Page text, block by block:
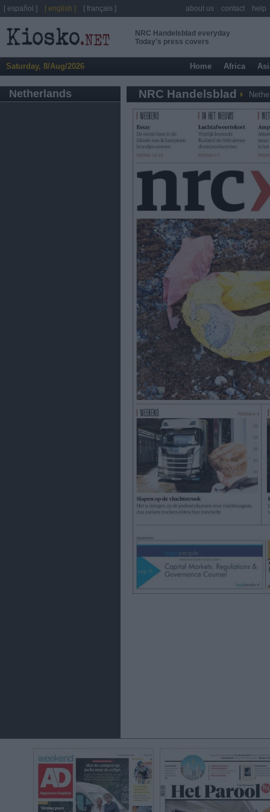
NRC Handelsblad everyday
Today's press covers
Saturday, 8/Aug/2026 Home Africa
Netherlands NRC Handelsblad
[ español ] [ english ] [ français ] about us contact help